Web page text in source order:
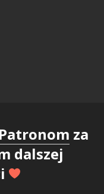
Patronom za
dalszej